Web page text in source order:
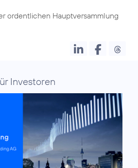
ordentlichen Hauptversammlung
Investoren